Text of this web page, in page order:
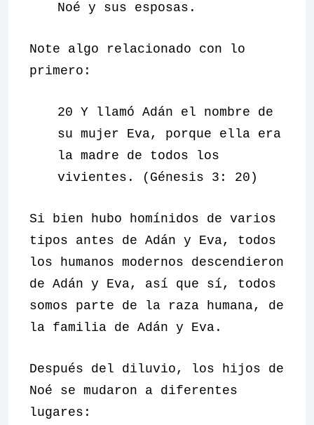
Noé y sus esposas.
Note algo relacionado con lo
primero:
20 Y llamó Adán el nombre de
su mujer Eva, porque ella era
la madre de todos los
vivientes. (Génesis 3: 20)
Si bien hubo homínidos de varios
tipos antes de Adán y Eva, todos
los humanos modernos descendieron
de Adán y Eva, así que sí, todos
somos parte de la raza humana, de
la familia de Adán y Eva.
Después del diluvio, los hijos de
Noé se mudaron a diferentes
lugares: